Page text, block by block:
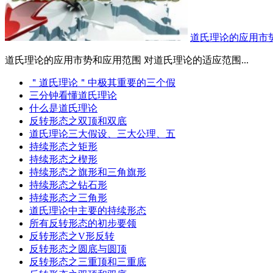
道氏理论的应用市
道氏理论的应用市势和应用范围 对道氏理论的适应范围...
＂道氏理论＂中极其重要的三个假
三分钟看懂道氏理论
什么是道氏理论
反转形态之双顶和双底
道氏理论三大假设、三大公理、五
持续形态之矩形
持续形态之楔形
持续形态之旗形和三角旗形
持续形态之钻石形
持续形态之三角形
道氏理论中主要的持续形态
所有反转形态的初步要领
反转形态之V形反转
反转形态之圆底与圆顶
反转形态之三重顶和三重底